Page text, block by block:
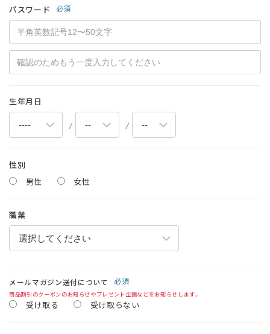
パスワード 必須
生年月日
/ /
性別
男性
女性
職業
メールマガジン送付について 必須
商品割引のクーポンのお知らせやプレゼント企画などをお知らせします。
受け取る 受け取らない